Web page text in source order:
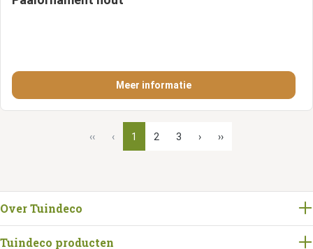
Meer informatie
‹‹ ‹ 1 2 3 › ››
Over Tuindeco
Tuindeco producten